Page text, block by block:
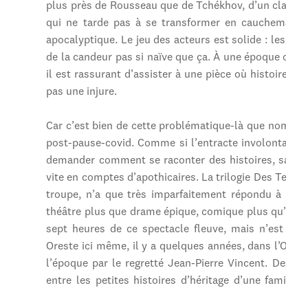
plus près de Rousseau que de Tchékhov, d’un
qui ne tarde pas à se transformer en
apocalyptique. Le jeu des acteurs est solide :
de la candeur pas si naïve que ça. À une
il est rassurant d’assister à une pièce où
pas une injure.
Car c’est bien de cette problématique-là que
post-pause-covid. Comme si l’entracte
demander comment se raconter des histoires,
vite en comptes d’apothicaires. La trilogie Des
troupe, n’a que très imparfaitement répondu
théâtre plus que drame épique, comique plus
sept heures de ce spectacle fleuve, mais
Oreste ici même, il y a quelques années, dans
l’époque par le regretté Jean-Pierre Vincent.
entre les petites histoires d’héritage d’une